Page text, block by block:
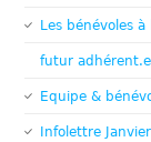
Les bénévoles
futur
Equipe &
Infolettre